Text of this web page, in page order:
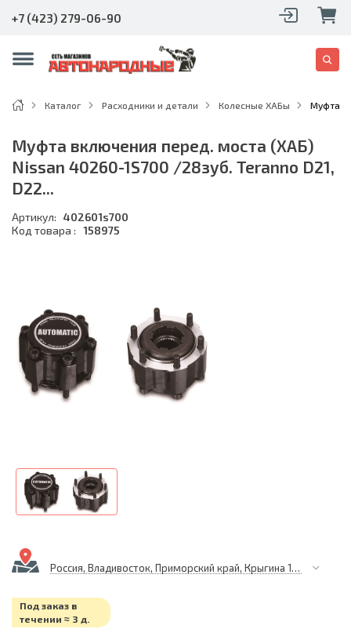
+7 (423) 279-06-90
Каталог Расходники и детали Колесные ХАБы Муфта
Муфта включения перед. моста (ХАБ)
Nissan 40260-1S700 /28зуб. Teranno D21,
D22...
Артикул: 402601s700
Код товара : 158975
Россия, Владивосток, Приморский край, Крыгина 105
Под заказ в
течении ≈ 3 д.